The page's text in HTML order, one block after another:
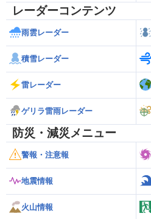
レーダーコンテンツ
雨雲レーダー
積雪レーダー
雷レーダー
ゲリラ雷雨レーダー
防災・減災メニュー
警報・注意報
地震情報
火山情報